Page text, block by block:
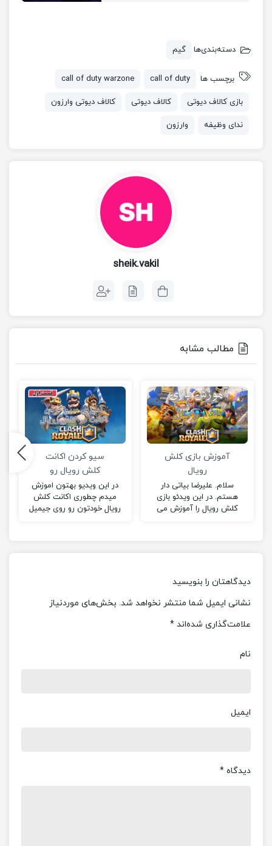
دسته‌بندی‌ها گیم
برچسب ها call of duty
call of duty warzone
بازی کالاف دیوتی کالاف دیوتی کالاف دیوتی وارزون
ندای وظیفه وارزون
sheik.vakil
مطالب مشابه
آموزش بازی کلش
رویال
سلام. علیرضا بیاتی دار
هستم. در این ویدئو بازی
کلش رویال را آموزش می
سیو کردن اکانت
کلش رویال رو
جیمیل
در این ویدیو بهتون اموزش
میدم چطوری اکانت کلش
رویال خودتون رو روی جیمیل
دیدگاهتان را بنویسید
نشانی ایمیل شما منتشر نخواهد شد. بخش‌های موردنیاز
علامت‌گذاری شده‌اند *
نام
ایمیل
دیدگاه *